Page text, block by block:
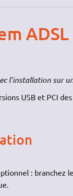
l'installation sur
USBet PCI
: branchez